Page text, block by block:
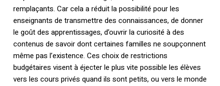
remplaçants. Car cela a réduit la possibilité pour les
enseignants de transmettre des connaissances, de donner
le goût des apprentissages, d’ouvrir la curiosité à des
contenus de savoir dont certaines familles ne soupçonnent
même pas l’existence. Ces choix de restrictions
budgétaires visent à éjecter le plus vite possible les élèves
vers les cours privés quand ils sont petits, ou vers le monde